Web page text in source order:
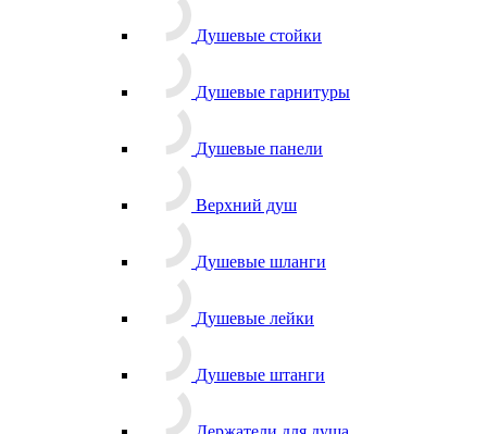
Душевые стойки
Душевые гарнитуры
Душевые панели
Верхний душ
Душевые шланги
Душевые лейки
Душевые штанги